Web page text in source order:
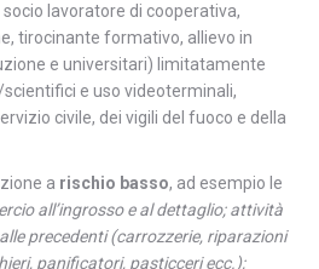
lavoratore di cooperativa,
tirocinante formativo, allievo in
e universitari) limitatamente
e uso videoterminali,
civile, dei vigili del fuoco e della
a rischio basso, ad esempio le
all’ingrosso e al dettaglio; attività
precedenti (carrozzerie, riparazioni
panificatori, pasticceri ecc.);